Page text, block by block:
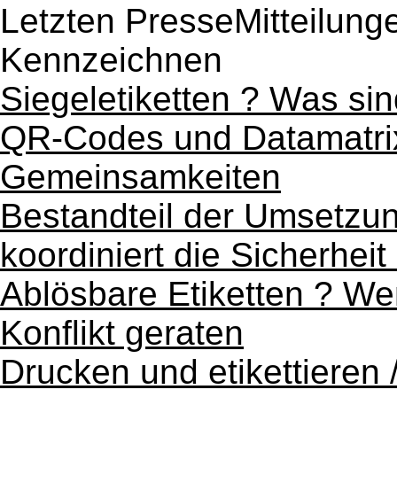
Letzten
Kennzeichnen
Siegeletiketten ? Was
QR-Codes und
Gemeinsamkeiten
Bestandteil der
koordiniert die
Ablösbare Etiketten ?
Konflikt geraten
Drucken und etikettieren